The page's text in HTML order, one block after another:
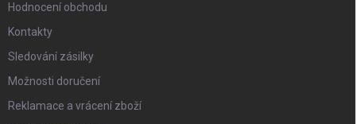
Hodnocení obchodu
Kontakty
Sledování zásilky
Možnosti doručení
Reklamace a vrácení zboží